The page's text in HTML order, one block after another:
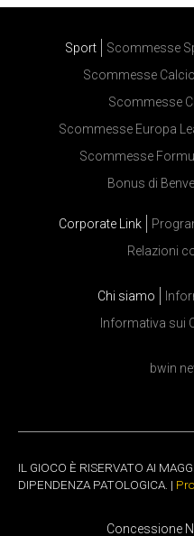
Sport Scommesse
Scommesse Calcio
Scommesse
Scommesse Europa
Scommesse
Bonus di
Corporate Link
Relazioni
Chi siamo
Informativa sui
bwin
IL GIOCO È RISERVATO AI
DIPENDENZA PATOLOGICA. |
Concessione